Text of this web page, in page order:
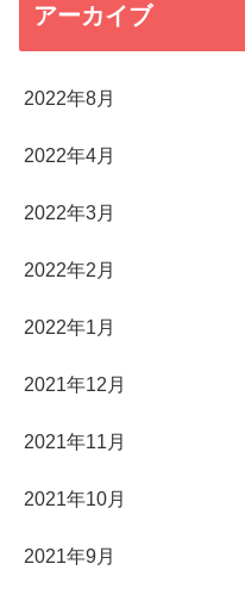
アーカイブ
2022年8月
2022年4月
2022年3月
2022年2月
2022年1月
2021年12月
2021年11月
2021年10月
2021年9月